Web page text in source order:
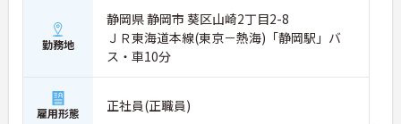
勤務地
静岡県 静岡市 葵区山崎2丁目2-8
ＪＲ東海道本線(東京－熱海)「静岡駅」バ
ス・車10分
雇用形態 正社員(正職員)